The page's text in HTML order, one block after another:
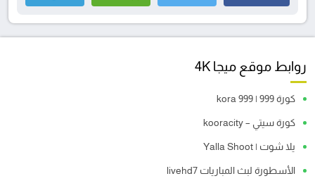
روابط موقع ميجا 4K
كورة 999 | kora 999
كورة سيتي – kooracity
يلا شوت | Yalla Shoot
الأسطورة لبث المباريات livehd7